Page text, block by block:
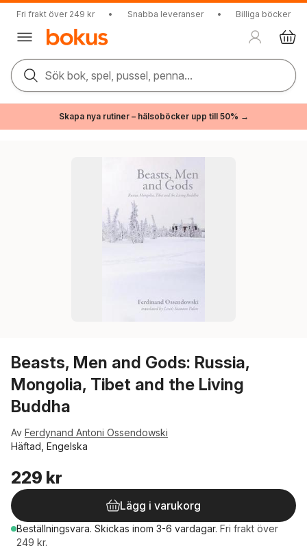
Fri frakt över 249 kr • Snabba leveranser • Billiga böcker
Sök bok, spel, pussel, penna...
Skapa nya rutiner – hälsoböcker upp till 50% →
Beasts, Men and Gods: Russia,
Mongolia, Tibet and the Living
Buddha
Av Ferdynand Antoni Ossendowski
Häftad, Engelska
229 kr
Lägg i varukorg
Beställningsvara. Skickas inom 3-6 vardagar. Fri frakt över
249 kr.